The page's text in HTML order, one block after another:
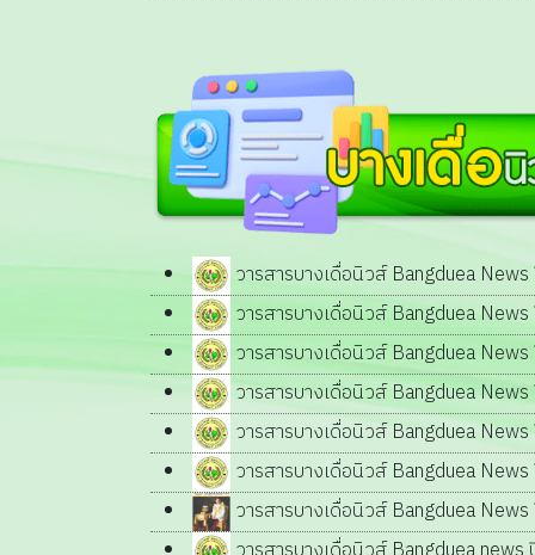
วารสารบางเดื่อนิวส์ Bangduea
วารสารบางเดื่อนิวส์ Bangduea
วารสารบางเดื่อนิวส์ Bangduea
วารสารบางเดื่อนิวส์ Bangduea
วารสารบางเดื่อนิวส์ Bangduea
วารสารบางเดื่อนิวส์ Bangduea
วารสารบางเดื่อนิวส์ Bangduea